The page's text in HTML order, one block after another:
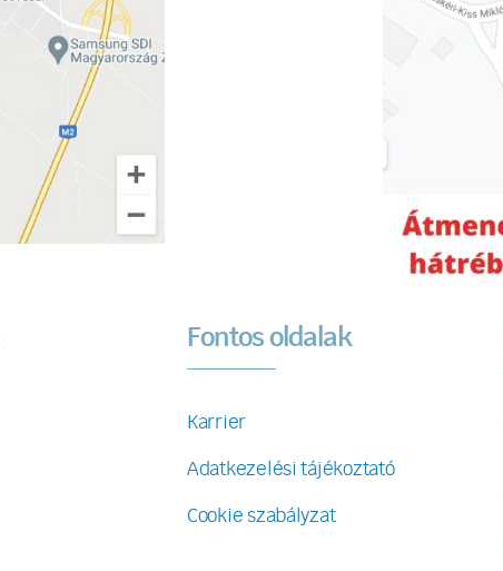
Fontos oldalak
Karrier
Adatkezelési tájékoztató
Cookie szabályzat